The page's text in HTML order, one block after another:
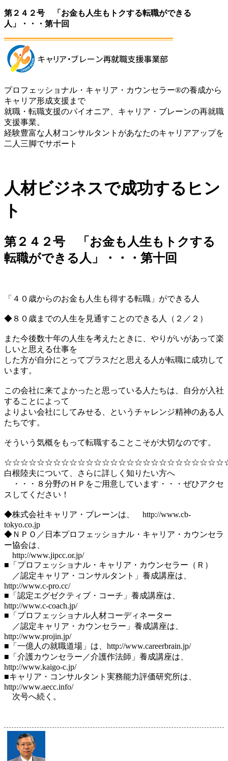
第２４２号 「お金も人生もトクする転職ができる
人」・・・第十回
プロフェッショナル・キャリア・カウンセラー®の養成から
キャリア形成支援まで
就職・転職支援のパイオニア、キャリア・ブレーンの再就職
支援事業。
経験豊富な人材コンサルタントがあなたのキャリアアップを
二人三脚でサポート
人材ビジネスで成功するヒン
ト
第２４２号 「お金も人生もトクする
転職ができる人」・・・第十回
「４０歳からのお金も人生も得する転職」ができる人
◆８０歳までの人生を見通すことのできる人（２／２）
また今後数十年の人生を考えたときに、やりがいがあって楽
しいと思える仕事を
した方が自分にとってプラスだと思える人が転職に成功して
います。
この会社に来てよかったと思っている人たちは、自分が入社
することによって
よりよい会社にしてみせる、というチャレンジ精神のある人
たちです。
そういう気概をもって転職することこそが大切なのです。
白根陸夫について、さらに詳しく知りたい方へ
・・・８分野のＨＰをご用意しています・・・ぜひアクセ
スしてください！
◆株式会社キャリア・ブレーンは、 http://www.cb-
tokyo.co.jp
◆ＮＰＯ／日本プロフェッショナル・キャリア・カウンセラ
ー協会は、
http://www.jipcc.or.jp/
■「プロフェッショナル・キャリア・カウンセラー（Ｒ）
／認定キャリア・コンサルタント」養成講座は、
http://www.c-pro.cc/
■「認定エグゼクティブ・コーチ」養成講座は、
http://www.c-coach.jp/
■「プロフェッショナル人材コーディネーター
／認定キャリア・カウンセラー」養成講座は、
http://www.projin.jp/
■「一億人の就職道場」は、http://www.careerbrain.jp/
■「介護カウンセラー／介護作法師」養成講座は、
http://www.kaigo-c.jp/
■キャリア・コンサルタント実務能力評価研究所は、
http://www.aecc.info/
次号へ続く。